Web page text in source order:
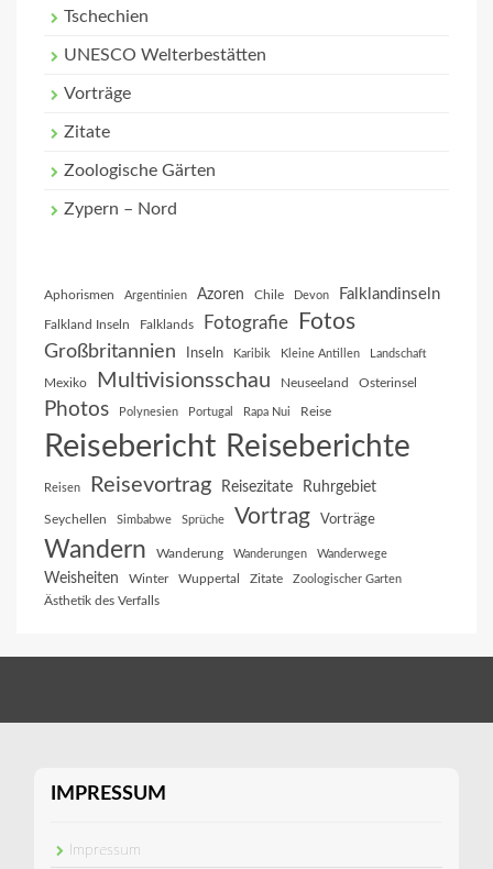
Tschechien
UNESCO Welterbestätten
Vorträge
Zitate
Zoologische Gärten
Zypern – Nord
Aphorismen Argentinien Azoren Chile Devon Falklandinseln
Falkland Inseln Falklands Fotografie Fotos
Großbritannien Inseln Karibik Kleine Antillen Landschaft
Mexiko Multivisionsschau Neuseeland Osterinsel
Photos Polynesien Portugal Rapa Nui Reise
Reisebericht Reiseberichte
Reisen Reisevortrag Reisezitate Ruhrgebiet
Seychellen Simbabwe Sprüche Vortrag Vorträge
Wandern Wanderung Wanderungen Wanderwege
Weisheiten Winter Wuppertal Zitate Zoologischer Garten
Ästhetik des Verfalls
IMPRESSUM
Impressum